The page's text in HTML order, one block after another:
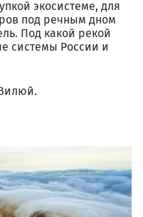
экосистеме, для
под речным дном
Под какой рекой
системы России и